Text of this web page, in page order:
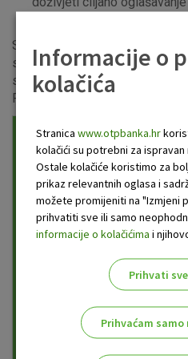
Statistički i oglašivački kolačići
strane te se u tu svrhu
servisa kao što su Google
Facebook Pixel.
Kategorija
kolačića
Izvor
Nužni
Informacije o
kolačića
Stranica www.otpbanka.hr
kolačići su potrebni za
Ostale kolačiće koristimo za
prikaz relevantnih oglasa i
možete promijeniti na "Izmjeni
prihvatiti sve ili samo
informacije o kolačićima i
Prihvati
Prihvaćam samo